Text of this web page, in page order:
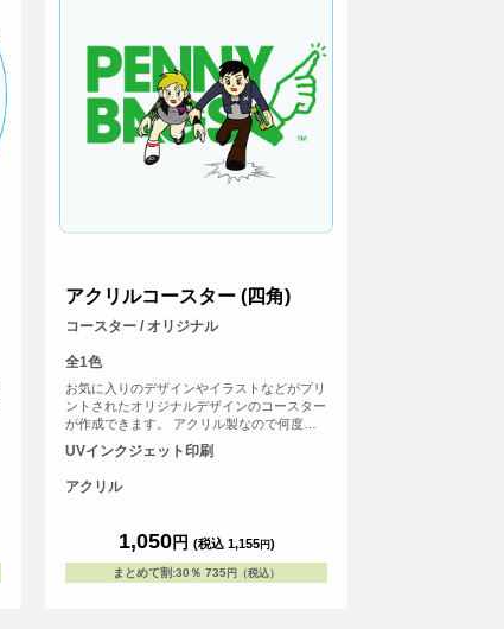
アクリルコースター (四角)
コースター / オリジナル
全1色
お気に入りのデザインやイラストなどがプリ
ントされたオリジナルデザインのコースター
が作成できます。 アクリル製なので何度も
水洗いができるため、経済的です。形状は四
角と丸の2種類あります。 <br>※プリントに
端に近い程デザインが切れてしまう可能性が
UVインクジェット印刷
アクリル
1,050円 (税込 1,155円)
まとめて割:30％ 735 円（税込）